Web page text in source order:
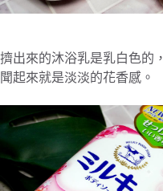
擠出來的沐浴乳是乳白色的，
聞起來就是淡淡的花香感。